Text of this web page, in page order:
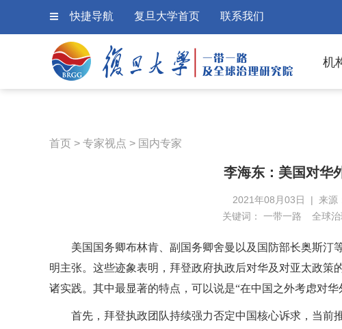
快捷导航 复旦大学首页 联系我们
机
首页 > 专家视点 > 国内专家
李海东：美国对华
2021年08月03日 | 来源
关键词： 一带一路 全球治
美国国务卿布林肯、副国务卿舍曼以及国防部长奥斯汀
明主张。这些迹象表明，拜登政府执政后对华及对亚太政
诸实践。其中最显著的特点，可以说是“在中国之外考虑对华
首先，拜登执政团队持续强力否定中国核心诉求，当前